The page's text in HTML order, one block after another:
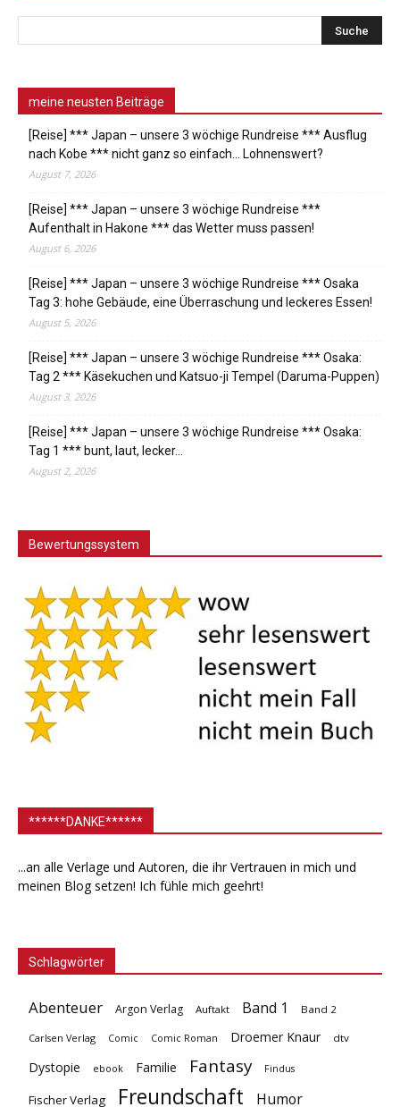
meine neusten Beiträge
[Reise] *** Japan – unsere 3 wöchige Rundreise *** Ausflug
nach Kobe *** nicht ganz so einfach… Lohnenswert?
August 7, 2026
[Reise] *** Japan – unsere 3 wöchige Rundreise ***
Aufenthalt in Hakone *** das Wetter muss passen!
August 6, 2026
[Reise] *** Japan – unsere 3 wöchige Rundreise *** Osaka
Tag 3: hohe Gebäude, eine Überraschung und leckeres Essen!
August 5, 2026
[Reise] *** Japan – unsere 3 wöchige Rundreise *** Osaka:
Tag 2 *** Käsekuchen und Katsuo-ji Tempel (Daruma-Puppen)
August 3, 2026
[Reise] *** Japan – unsere 3 wöchige Rundreise *** Osaka:
Tag 1 *** bunt, laut, lecker…
August 2, 2026
Bewertungssystem
******DANKE******
...an alle Verlage und Autoren, die ihr Vertrauen in mich und
meinen Blog setzen! Ich fühle mich geehrt!
Schlagwörter
Abenteuer Argon Verlag Auftakt Band 1 Band 2
Carlsen Verlag Comic Comic Roman Droemer Knaur dtv
Dystopie ebook Familie Fantasy Findus
Fischer Verlag Freundschaft Humor